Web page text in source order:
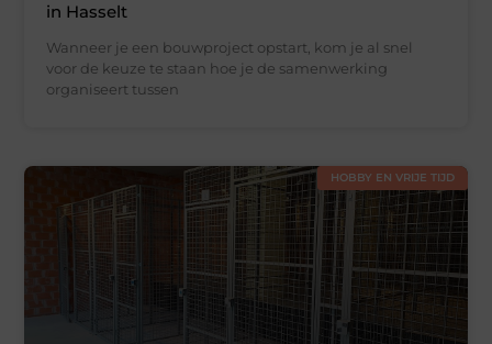
in Hasselt
Wanneer je een bouwproject opstart, kom je al snel
voor de keuze te staan hoe je de samenwerking
organiseert tussen
HOBBY EN VRIJE TIJD